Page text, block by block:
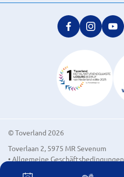
© Toverland 2026
Toverlaan 2, 5975 MR Sevenum
• Allgemeine Geschäftsbedingungen